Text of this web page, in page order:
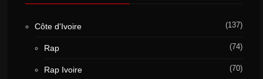
Côte d'Ivoire (137)
Rap (74)
Rap Ivoire (70)